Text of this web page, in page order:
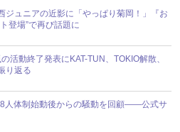
ジュニアの近影に「やっぱり菊岡！」『お
登場”で再び話題に
活動終了発表にKAT-TUN、TOKIO解散、
り返る
8人体制始動後からの騒動を回顧――公式サ